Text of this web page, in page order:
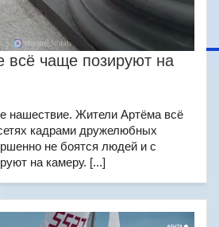
всё чаще позируют на
нашествие. Жители Артёма всё
кадрами дружелюбных
не боятся людей и с
на камеру. [...]